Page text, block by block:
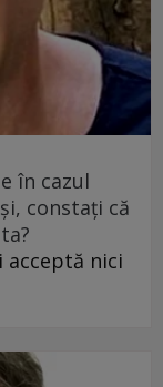
în cazul
constați că
acceptă nici